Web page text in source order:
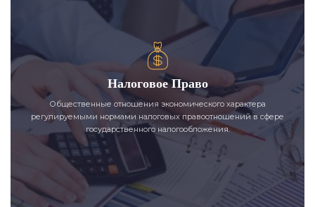
Налоговое Право
Общественные отношения экономического характера
регулируемыми нормами налоговых правоотношений в сфере
государственного налогообложения.